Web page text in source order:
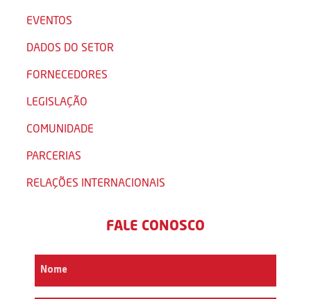
EVENTOS
DADOS DO SETOR
FORNECEDORES
LEGISLAÇÃO
COMUNIDADE
PARCERIAS
RELAÇÕES INTERNACIONAIS
FALE CONOSCO